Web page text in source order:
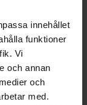
innehållet
funktioner
Vi
och annan
och
med.